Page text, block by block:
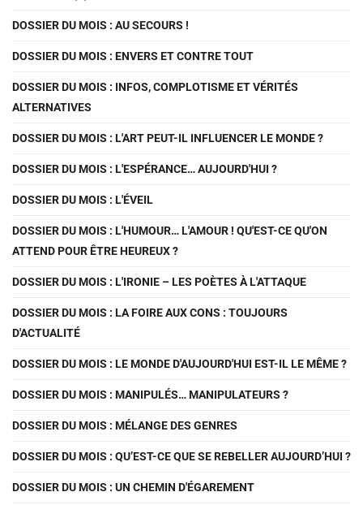
DOSSIER DU MOIS : AU SECOURS !
DOSSIER DU MOIS : ENVERS ET CONTRE TOUT
DOSSIER DU MOIS : INFOS, COMPLOTISME ET VÉRITÉS
ALTERNATIVES
DOSSIER DU MOIS : L'ART PEUT-IL INFLUENCER LE MONDE ?
DOSSIER DU MOIS : L'ESPÉRANCE… AUJOURD'HUI ?
DOSSIER DU MOIS : L'ÉVEIL
DOSSIER DU MOIS : L'HUMOUR… L'AMOUR ! QU'EST-CE QU'ON
ATTEND POUR ÊTRE HEUREUX ?
DOSSIER DU MOIS : L'IRONIE – LES POÈTES À L'ATTAQUE
DOSSIER DU MOIS : LA FOIRE AUX CONS : TOUJOURS
D'ACTUALITÉ
DOSSIER DU MOIS : LE MONDE D'AUJOURD'HUI EST-IL LE MÊME ?
DOSSIER DU MOIS : MANIPULÉS… MANIPULATEURS ?
DOSSIER DU MOIS : MÉLANGE DES GENRES
DOSSIER DU MOIS : QU’EST-CE QUE SE REBELLER AUJOURD’HUI ?
DOSSIER DU MOIS : UN CHEMIN D'ÉGAREMENT